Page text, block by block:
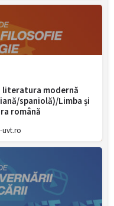
literatura modernă
spaniolă)/Limba și
română
uvt.ro